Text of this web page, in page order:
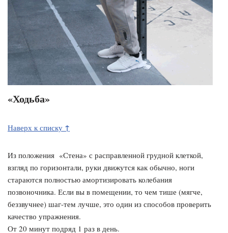
«Ходьба»
Наверх к списку ↑
Из положения «Стена» с расправленной грудной клеткой,
взгляд по горизонтали, руки движутся как обычно, ноги
стараются полностью амортизировать колебания
позвоночника. Если вы в помещении, то чем тише (мягче,
беззвучнее) шаг-тем лучше, это один из способов проверить
качество упражнения.
От 20 минут подряд 1 раз в день.